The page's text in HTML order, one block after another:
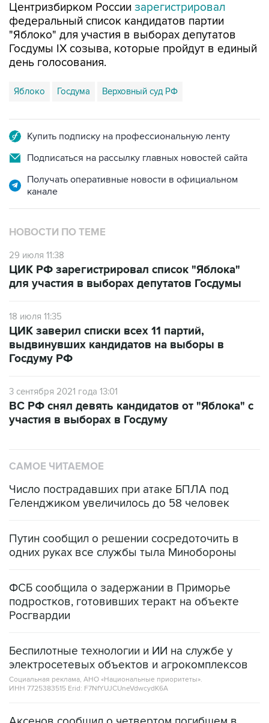
Центризбирком России зарегистрировал
федеральный список кандидатов партии
"Яблоко" для участия в выборах депутатов
Госдумы IX созыва, которые пройдут в единый
день голосования.
Яблоко Госдума Верховный суд РФ
Купить подписку на профессиональную ленту
Подписаться на рассылку главных новостей сайта
Получать оперативные новости в официальном
канале
НОВОСТИ ПО ТЕМЕ
29 июля 11:38
ЦИК РФ зарегистрировал список "Яблока"
для участия в выборах депутатов Госдумы
18 июля 11:35
ЦИК заверил списки всех 11 партий,
выдвинувших кандидатов на выборы в
Госдуму РФ
3 сентября 2021 года 13:01
ВС РФ снял девять кандидатов от "Яблока" с
участия в выборах в Госдуму
САМОЕ ЧИТАЕМОЕ
Число пострадавших при атаке БПЛА под
Геленджиком увеличилось до 58 человек
Путин сообщил о решении сосредоточить в
одних руках все службы тыла Минобороны
ФСБ сообщила о задержании в Приморье
подростков, готовивших теракт на объекте
Росгвардии
Беспилотные технологии и ИИ на службе у
электросетевых объектов и агрокомплексов
Социальная реклама, АНО «Национальные приоритеты».
ИНН 7725383515 Erid: F7NfYUJCUneVdwcydK6A